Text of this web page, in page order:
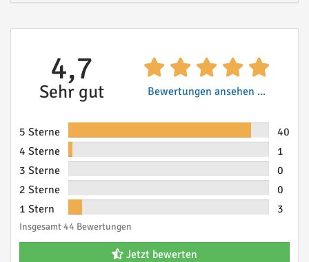
4,7
Sehr gut Bewertungen ansehen ...
5 Sterne
40
4 Sterne
1
3 Sterne
0
2 Sterne
0
1 Stern
3
Insgesamt 44 Bewertungen
Jetzt bewerten